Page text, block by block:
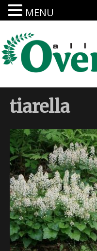
tiarella
MENU